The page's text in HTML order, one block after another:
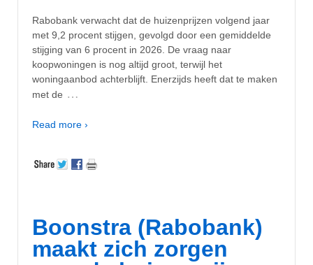
Rabobank verwacht dat de huizenprijzen volgend jaar
met 9,2 procent stijgen, gevolgd door een gemiddelde
stijging van 6 procent in 2026. De vraag naar
koopwoningen is nog altijd groot, terwijl het
woningaanbod achterblijft. Enerzijds heeft dat te maken
met de …
Read more ›
Boonstra (Rabobank)
maakt zich zorgen